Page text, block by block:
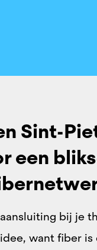
Sint-
een
bij je
want fiber